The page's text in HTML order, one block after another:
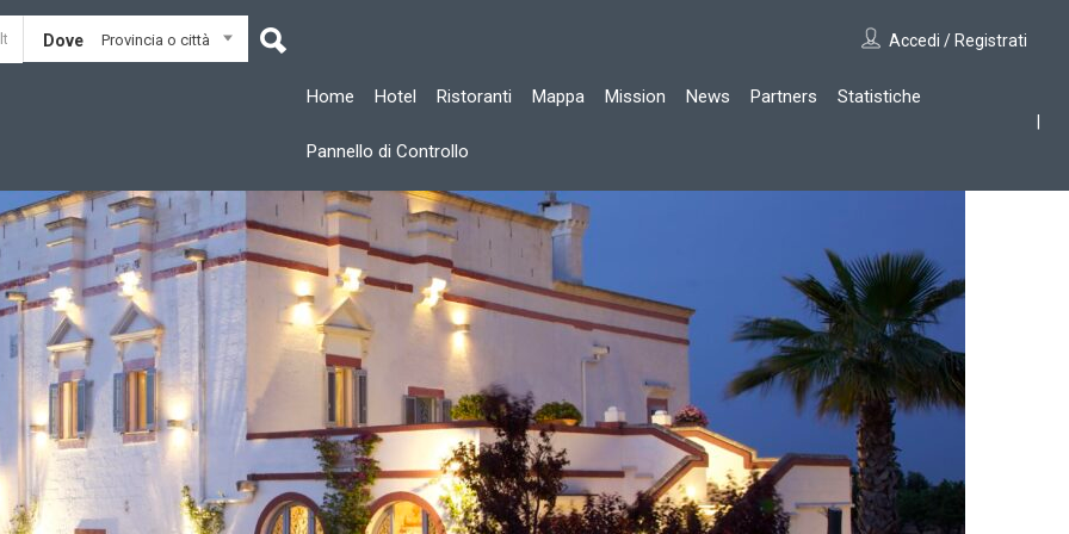
Dove Provincia o città Accedi / Registrati
Home Hotel Ristoranti Mappa Mission News Partners Statistiche
Pannello di Controllo